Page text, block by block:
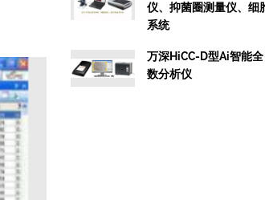
仪、抑菌圈测量仪、细
系统
万深HiCC-D型Ai智能
数分析仪